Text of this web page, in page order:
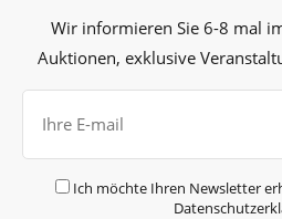
Wir informieren Sie 6-8 mal
Auktionen, exklusive
Ich möchte Ihren Newsletter